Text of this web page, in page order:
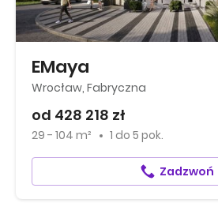
EMaya
Wrocław, Fabryczna
od 428 218 zł
29 - 104 m² 1 do 5 pok.
Zadzwoń